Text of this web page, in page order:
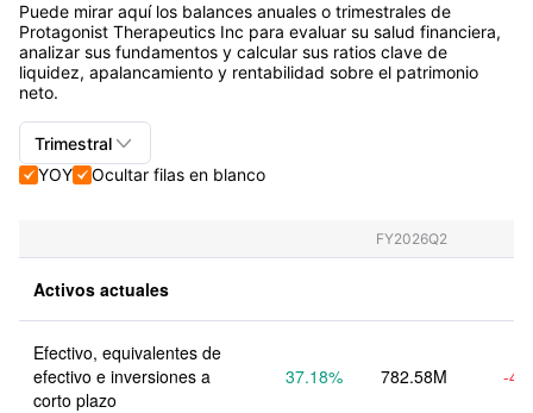
Puede mirar aquí los balances anuales o trimestrales de
Protagonist Therapeutics Inc para evaluar su salud financiera,
analizar sus fundamentos y calcular sus ratios clave de
liquidez, apalancamiento y rentabilidad sobre el patrimonio
neto.
Trimestral 
YOYOcultar filas en blanco
FY2026Q2
Activos actuales
Efectivo, equivalentes de
efectivo e inversiones a
corto plazo
37.18% 782.58M -